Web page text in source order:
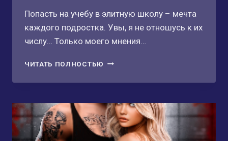
Попасть на учебу в элитную школу – мечта
каждого подростка. Увы, я не отношусь к их
числу… Только моего мнения…
ЧИТАТЬ ПОЛНОСТЬЮ ВСПОЛОХИ